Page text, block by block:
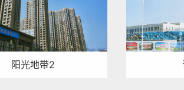
阳光地带2